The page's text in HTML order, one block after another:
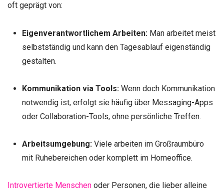
oft geprägt von:
Eigenverantwortlichem Arbeiten:Man arbeitet meist
selbstständig und kann den Tagesablauf eigenständig
gestalten.
Kommunikation via Tools:Wenn doch Kommunikation
notwendig ist, erfolgt sie häufig über Messaging-Apps
oder Collaboration-Tools, ohne persönliche Treffen.
Arbeitsumgebung:Viele arbeiten im Großraumbüro
mit Ruhebereichen oder komplett im Homeoffice.
Introvertierte Menschen oder Personen, die lieber alleine